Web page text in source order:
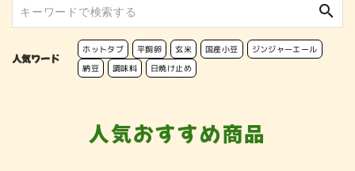
search
人気ワード
ホットタブ 平飼卵 玄米 国産小豆
ジンジャーエール
納豆
調味料 日焼け止め
人気おすすめ商品